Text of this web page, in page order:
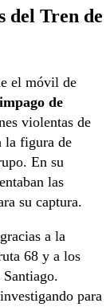
del Tren de
el móvil de
impago de
violentas de
la figura de
En su
las
su captura.
a la
68 y a los
para